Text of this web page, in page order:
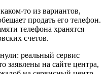
то из вариантов,
продать его телефон.
телефона хранятся
счетов.
реальный сервис
заявлены на сайте центра,